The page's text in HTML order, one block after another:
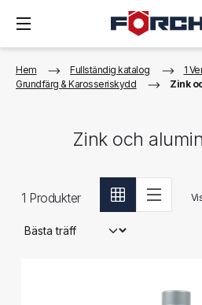
Hem Fullständig katalog
1
Grundfärg & Karosseriskydd
Zink
Zink och
1 Produkter